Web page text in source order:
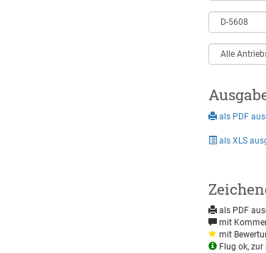
als PDF
als XLS
als PDF
mit
mit
Flug ok, zur